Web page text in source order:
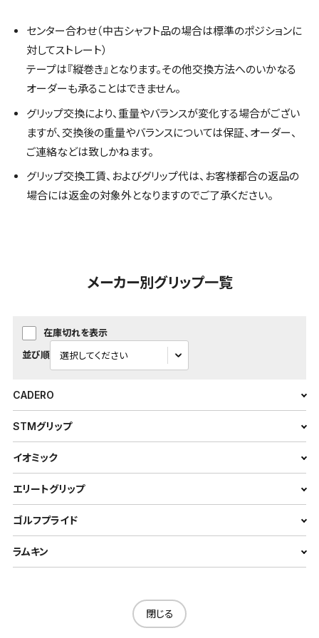
センター合わせ（中古シャフト品の場合は標準のポジションに
対してストレート）
テープは『縦巻き』となります。その他交換方法へのいかなる
オーダーも承ることはできません。
グリップ交換により、重量やバランスが変化する場合がござい
ますが、交換後の重量やバランスについては保証、オーダー、
ご連絡などは致しかねます。
グリップ交換工賃、およびグリップ代は、お客様都合の返品の
場合には返金の対象外となりますのでご了承ください。
メーカー別グリップ一覧
在庫切れを表示
並び順
CADERO
STMグリップ
イオミック
エリートグリップ
ゴルフプライド
ラムキン
閉じる